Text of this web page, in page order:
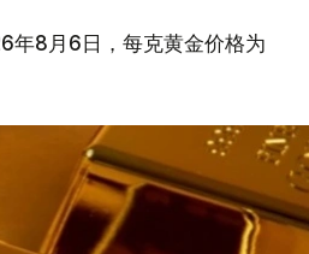
年8月6日，每克黄金价格为